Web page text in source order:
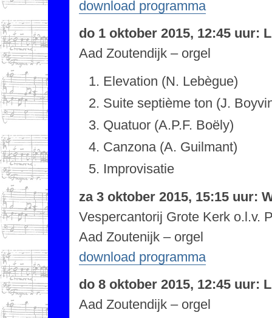
download programma
do 1 oktober 2015, 12:45 uur:
Aad Zoutendijk – orgel
Elevation (N. Lebègue)
Suite septième ton (J.
Quatuor (A.P.F. Boëly)
Canzona (A. Guilmant)
Improvisatie
za 3 oktober 2015, 15:15 uur:
Vespercantorij Grote Kerk o.l.v.
Aad Zoutenijk – orgel
download programma
do 8 oktober 2015, 12:45 uur:
Aad Zoutendijk – orgel